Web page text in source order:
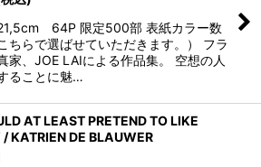
64P 限定500部 表紙カラー数
ちらで選ばせていただきます。） フラ
家、JOE LAIによる作品集。 空想の人
ることに魅…
AT LEAST PRETEND TO LIKE
KATRIEN DE BLAUWER